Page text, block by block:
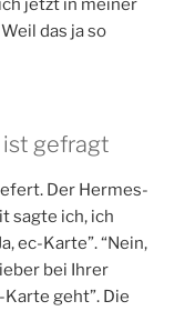
jetzt in meiner
das ja so
ist gefragt
Der Hermes-
sagte ich, ich
ec-Karte”. “Nein,
bei Ihrer
geht”. Die